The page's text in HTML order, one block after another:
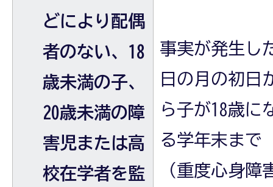
どにより配偶
者のない、18
歳未満の子、
20歳未満の障
害児または高
校在学者を監
事実が発生し
日の月の初日
ら子が18歳に
る学年末まで
（重度心身障